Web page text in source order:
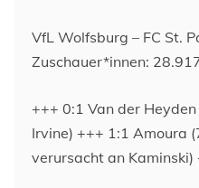
VfL Wolfsburg – FC St.
Zuschauer*innen:
+++ 0:1 Van der
Irvine) +++ 1:1 Amoura
verursacht an Kaminski)